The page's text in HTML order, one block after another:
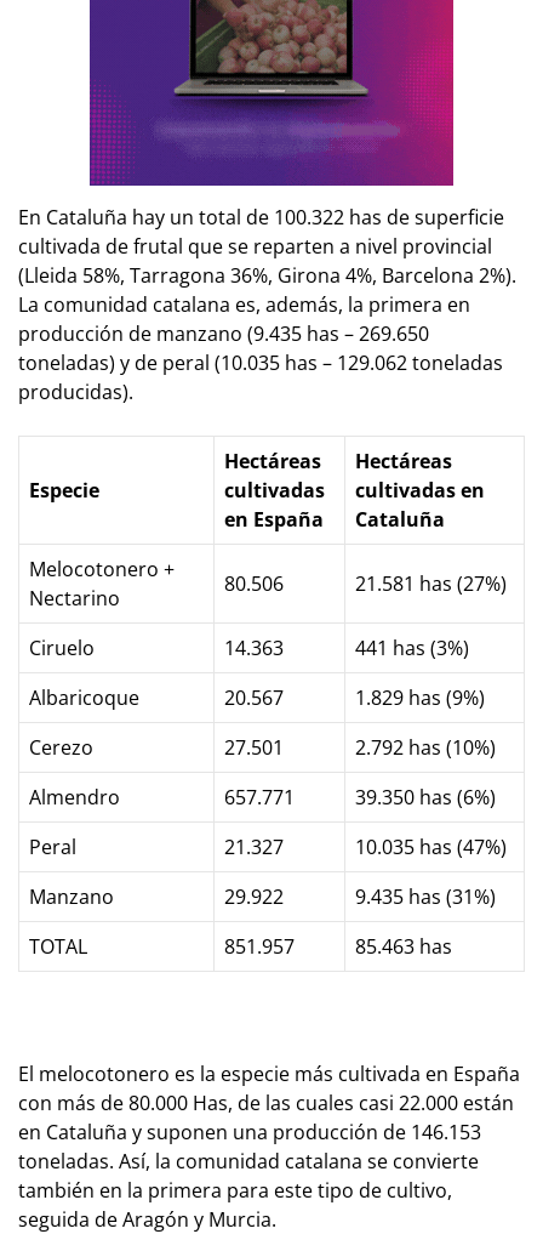
En Cataluña hay un total de 100.322 has de superficie
cultivada de frutal que se reparten a nivel provincial
(Lleida 58%, Tarragona 36%, Girona 4%, Barcelona 2%).
La comunidad catalana es, además, la primera en
producción de manzano (9.435 has – 269.650
toneladas) y de peral (10.035 has – 129.062 toneladas
producidas).
Especie
Hectáreas
cultivadas
en España
Hectáreas
cultivadas en
Cataluña
Melocotonero +
Nectarino
80.506 21.581 has (27%)
Ciruelo 14.363
441 has (3%)
Albaricoque
20.567
1.829 has (9%)
Cerezo
27.501
2.792 has (10%)
Almendro
657.771
39.350 has (6%)
Peral
21.327
10.035 has (47%)
Manzano
29.922
9.435 has (31%)
TOTAL
851.957 85.463 has
El melocotonero es la especie más cultivada en España
con más de 80.000 Has, de las cuales casi 22.000 están
en Cataluña y suponen una producción de 146.153
toneladas. Así, la comunidad catalana se convierte
también en la primera para este tipo de cultivo,
seguida de Aragón y Murcia.